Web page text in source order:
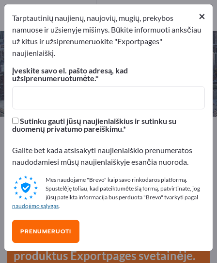
Plastiko perdirbimo įrenginiai –
raskite gamintojus ir tiekėjus
Eksportuotojai Gamintojai
Gamintojai2
Exportpages
Paslaugos
Plastiko perdirbimo įrenginiai
Reklamuokitės nemokamai
Exportpages!
Poreikiai – Pasiūlymai – Naudotos prekės – Verslo
kontaktai >> pradėkite čia
Publikuokite savo įmonę ir
produktus Exportpages svetainėje.
×
Tarptautinių naujienų, naujovių, mugių, prekybos
namuose ir užsienyje mišinys. Būkite informuoti anksčiau
už kitus ir užsiprenumeruokite "Exportpages"
naujienlaiškį.
Įveskite savo el. pašto adresą, kad
užsiprenumeruotumėte.
Sutinku gauti jūsų naujienlaiškius ir sutinku su
duomenų privatumo pareiškimu.
Galite bet kada atsisakyti naujienlaiškio prenumeratos
naudodamiesi mūsų naujienlaiškyje esančia nuoroda.
Mes naudojame "Brevo" kaip savo rinkodaros platformą.
Spustelėję toliau, kad pateiktumėte šią formą, patvirtinate, jog
jūsų pateikta informacija bus perduota "Brevo" tvarkyti pagal
naudojimo sąlygas.
PRENUMERUOTI